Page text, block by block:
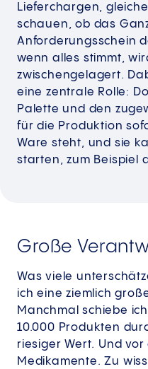
Lieferchargen,
schauen, ob das
Anforderungsschein
wenn alles stimmt,
zwischengelagert.
eine zentrale Rolle:
Palette und den
für die Produktion
Ware steht, und sie
starten, zum Beispiel
Große
Was viele
ich eine ziemlich
Manchmal schiebe
10.000 Produkten
riesiger Wert. Und vor
Medikamente. Zu